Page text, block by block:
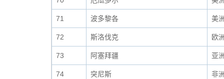
71 波多黎各 美
72 斯洛伐克 欧
73 阿塞拜疆 亚
74 突尼斯 非